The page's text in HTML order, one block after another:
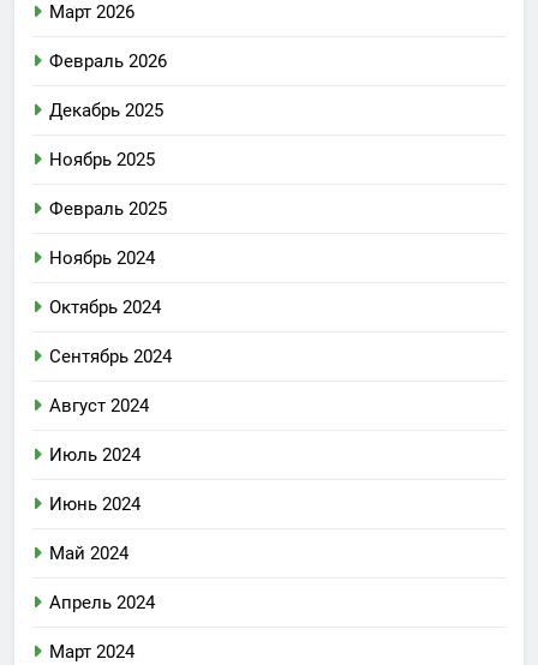
Март 2026
Февраль 2026
Декабрь 2025
Ноябрь 2025
Февраль 2025
Ноябрь 2024
Октябрь 2024
Сентябрь 2024
Август 2024
Июль 2024
Июнь 2024
Май 2024
Апрель 2024
Март 2024